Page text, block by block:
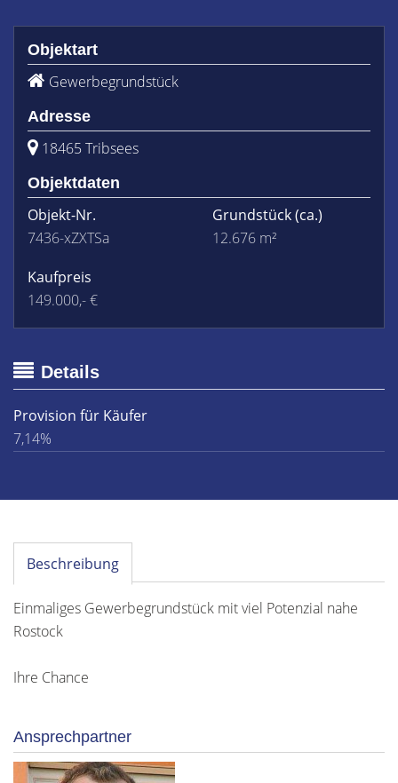
Objektart
Gewerbegrundstück
Adresse
18465 Tribsees
Objektdaten
Objekt-Nr.
7436-xZXTSa
Grundstück(ca.)
12.676 m²
Kaufpreis
149.000,- €
Details
Provision für Käufer
7,14%
Beschreibung
Einmaliges Gewerbegrundstück mit viel Potenzial nahe
Rostock
Ihre Chance
Ansprechpartner